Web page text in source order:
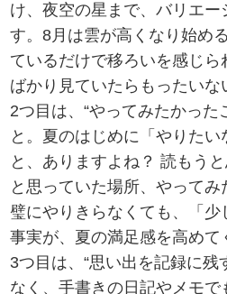
け、夜空の星まで、バリエー
す。8月は雲が高くなり始め
ているだけで移ろいを感じら
ばかり見ていたらもったいな
2つ目は、“やってみたかった
と。夏のはじめに「やりたい
と、ありますよね？ 読もう
と思っていた場所、やって
璧にやりきらなくても、「少
事実が、夏の満足感を高めて
3つ目は、“思い出を記録に残
なく、手書きの日記やメモ